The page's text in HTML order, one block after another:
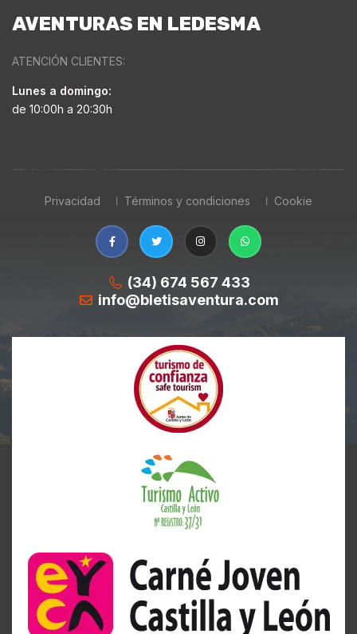
AVENTURAS EN LEDESMA
ATENCIÓN CLIENTES:
Lunes a domingo:
de 10:00h a 20:30h
Privacidad Términos y condiciones Cookie
(34) 674 567 433
info@bletisaventura.com